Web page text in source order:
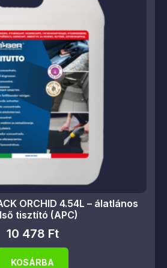
ORCHID 4.54L – álatlános
tisztító (APC)
10 478 Ft
KOSÁRBA